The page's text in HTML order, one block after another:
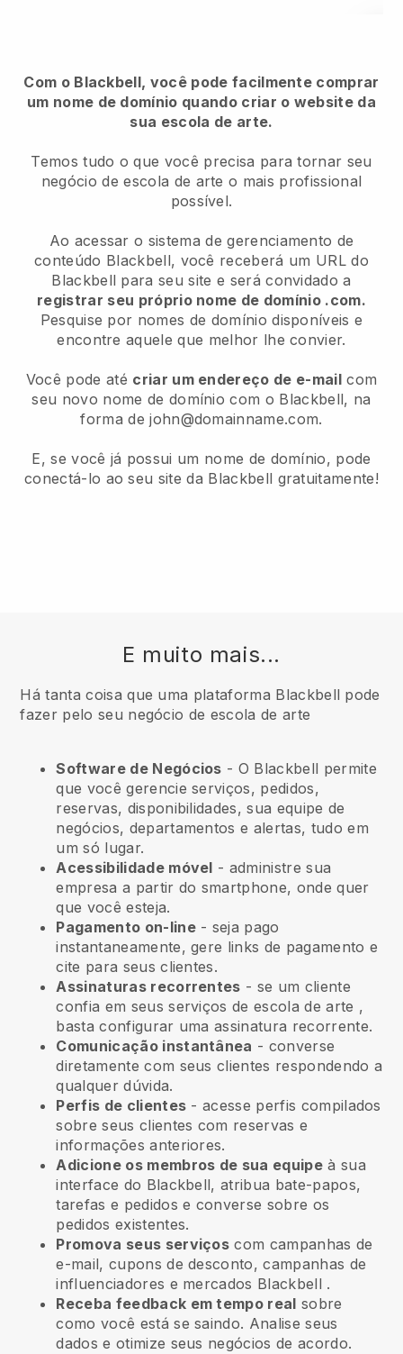
Com o Blackbell, você pode facilmente comprar
um nome de domínio quando criar o website da
sua escola de arte.
Temos tudo o que você precisa para tornar seu
negócio de escola de arte o mais profissional
possível.
Ao acessar o sistema de gerenciamento de
conteúdo Blackbell, você receberá um URL do
Blackbell para seu site e será convidado a
registrar seu próprio nome de domínio .com.
Pesquise por nomes de domínio disponíveis e
encontre aquele que melhor lhe convier.
Você pode até criar um endereço de e-mailcom
seu novo nome de domínio com o Blackbell, na
forma de john@domainname.com.
E, se você já possui um nome de domínio, pode
conectá-lo ao seu site da Blackbell gratuitamente!
E muito mais...
Há tanta coisa que uma plataforma Blackbell pode
fazer pelo seu negócio de escola de arte
Software de Negócios - O Blackbell permite
que você gerencie serviços, pedidos,
reservas, disponibilidades, sua equipe de
negócios, departamentos e alertas, tudo em
um só lugar.
Acessibilidade móvel - administre sua
empresa a partir do smartphone, onde quer
que você esteja.
Pagamento on-line- seja pago
instantaneamente, gere links de pagamento e
cite para seus clientes.
Assinaturas recorrentes - se um cliente
confia em seus serviços de escola de arte ,
basta configurar uma assinatura recorrente.
Comunicação instantânea - converse
diretamente com seus clientes respondendo a
qualquer dúvida.
Perfis de clientes - acesse perfis compilados
sobre seus clientes com reservas e
informações anteriores.
Adicione os membros de sua equipeà sua
interface do Blackbell, atribua bate-papos,
tarefas e pedidos e converse sobre os
pedidos existentes.
Promova seus serviços com campanhas de
e-mail, cupons de desconto, campanhas de
influenciadores e mercados Blackbell .
Receba feedback em tempo real sobre
como você está se saindo. Analise seus
dados e otimize seus negócios de acordo.